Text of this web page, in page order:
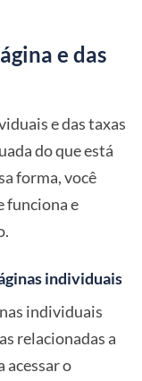
e das
e das taxas
do que está
forma, você
funciona e
individuais
individuais
relacionadas a
acessar o